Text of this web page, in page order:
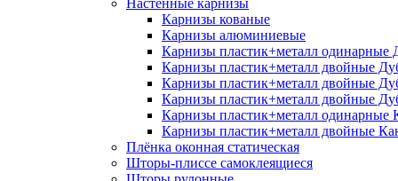
Настенные карнизы
Карнизы кованые
Карнизы алюминиевые
Карнизы пластик+металл одинарные
Карнизы пластик+металл двойные
Карнизы пластик+металл двойные
Карнизы пластик+металл двойные
Карнизы пластик+металл одинарные
Карнизы пластик+металл двойные
Плёнка оконная статическая
Шторы-плиссе самоклеящиеся